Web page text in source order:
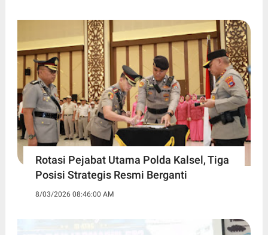
Rotasi Pejabat Utama Polda Kalsel, Tiga
Posisi Strategis Resmi Berganti
8/03/2026 08:46:00 AM